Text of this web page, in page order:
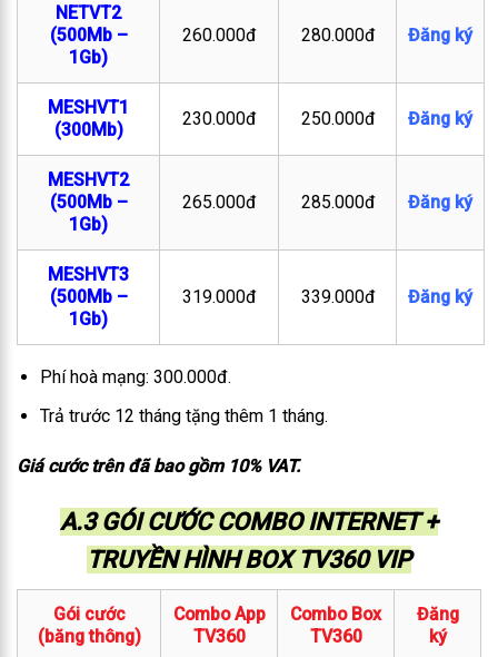
NETVT2
(500Mb –
1Gb)
260.000đ 280.000đ Đăng ký
MESHVT1
(300Mb)
230.000đ 250.000đ Đăng ký
MESHVT2
(500Mb –
1Gb)
265.000đ 285.000đ Đăng ký
MESHVT3
(500Mb –
1Gb)
319.000đ 339.000đ Đăng ký
Phí hoà mạng: 300.000đ.
Trả trước 12 tháng tặng thêm 1 tháng.
Giá cước trên đã bao gồm 10% VAT.
A.3 GÓI CƯỚC COMBO INTERNET +
TRUYỀN HÌNH BOX TV360 VIP
Gói cước
(băng thông)
Combo App
TV360
Combo Box
TV360
Đăng
ký